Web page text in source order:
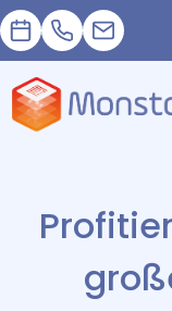
Termin+33 1 83 62 25 41